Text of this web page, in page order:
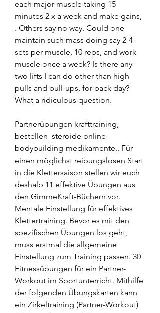
each major muscle taking 15
minutes 2 x a week and make gains,
. Others say no way. Could one
maintain such mass doing say 2-4
sets per muscle, 10 reps, and work
muscle once a week? Is there any
two lifts I can do other than high
pulls and pull-ups, for back day?
What a ridiculous question.
Partnerübungen krafttraining,
bestellen  steroide online
bodybuilding-medikamente.. Für
einen möglichst reibungslosen Start
in die Klettersaison stellen wir euch
deshalb 11 effektive Übungen aus
den GimmeKraft-Büchern vor.
Mentale Einstellung für effektives
Klettertraining. Bevor es mit den
spezifischen Übungen los geht,
muss erstmal die allgemeine
Einstellung zum Training passen. 30
Fitnessübungen für ein Partner-
Workout im Sportunterricht. Mithilfe
der folgenden Übungskarten kann
ein Zirkeltraining (Partner-Workout)